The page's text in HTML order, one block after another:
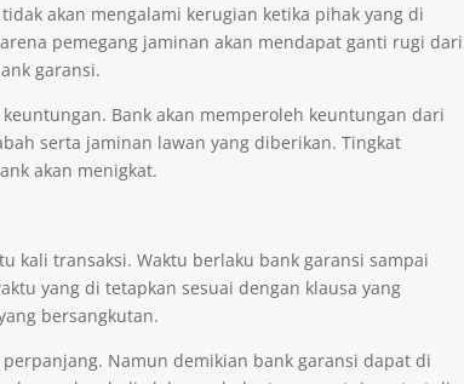
akan mengalami kerugian ketika pihak yang di
pemegang jaminan akan mendapat ganti rugi dari
garansi.
Bank akan memperoleh keuntungan dari
serta jaminan lawan yang diberikan. Tingkat
akan menigkat.
kali transaksi. Waktu berlaku bank garansi sampai
yang di tetapkan sesuai dengan klausa yang
bersangkutan.
Namun demikian bank garansi dapat di